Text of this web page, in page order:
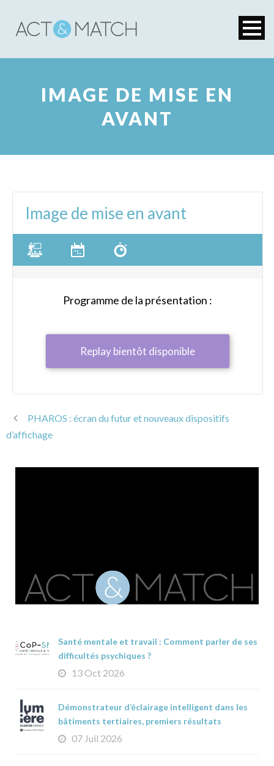
IMAGE DE MISE EN
AVANT
Image de mise en avant
Programme de la présentation :
Replay bientôt disponible
PHAROS : écran du futur et nouveaux dispositifs
d’affichage
Santé mentale et travail : Comment parler de ses
difficultés psychiques ?
13 Oct 2026
Démonstrateur d’éclairage intelligent dans les
bâtiments tertiaires, premiers résultats
07 Juil 2026